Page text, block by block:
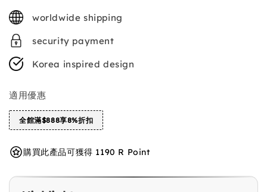
price
worldwide shipping
security payment
Korea inspired design
適用優惠
全館滿$888享8%折扣
購買此產品可獲得 1190 R Point